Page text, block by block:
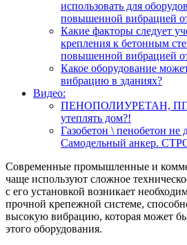
использовать для
повышенной вибрацией
Какие факторы следует
крепления к бетонным
повышенной вибрацией
Какое оборудование
вибрацию в зданиях?
Видео:
ПЕНОПОЛИУРЕТАН,
утеплять дом?!
Газобетон \ пенобетон не
Самодельный анкер.
Современные промышленные и
чаще используют сложное
с его установкой возникает
прочной крепежной системе,
высокую вибрацию, которая может
этого оборудования.